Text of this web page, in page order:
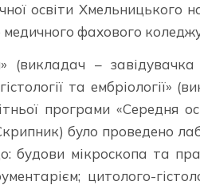
освіти Хмельницького
медичного фахового
– завідувачка
та ембріології»
програми «Середня
було проведено
будови мікроскопа та
цитолого-